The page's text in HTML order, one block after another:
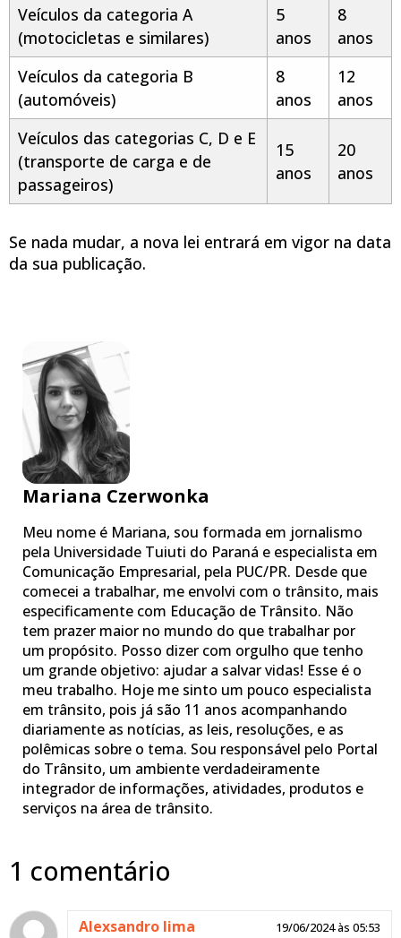
Veículos da categoria A
(motocicletas e similares)
5
anos
8
anos
Veículos da categoria B
(automóveis)
8
anos
12
anos
Veículos das categorias C, D e E
(transporte de carga e de
passageiros)
15
anos
20
anos
Se nada mudar, a nova lei entrará em vigor na data
da sua publicação.
Mariana Czerwonka
Meu nome é Mariana, sou formada em jornalismo
pela Universidade Tuiuti do Paraná e especialista em
Comunicação Empresarial, pela PUC/PR. Desde que
comecei a trabalhar, me envolvi com o trânsito, mais
especificamente com Educação de Trânsito. Não
tem prazer maior no mundo do que trabalhar por
um propósito. Posso dizer com orgulho que tenho
um grande objetivo: ajudar a salvar vidas! Esse é o
meu trabalho. Hoje me sinto um pouco especialista
em trânsito, pois já são 11 anos acompanhando
diariamente as notícias, as leis, resoluções, e as
polêmicas sobre o tema. Sou responsável pelo Portal
do Trânsito, um ambiente verdadeiramente
integrador de informações, atividades, produtos e
serviços na área de trânsito.
1 comentário
Alexsandro lima
19/06/2024 às 05:53